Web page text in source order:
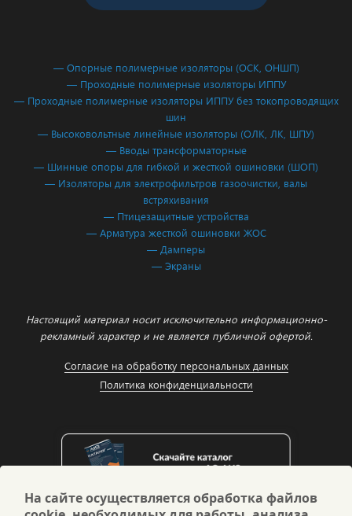
— Опорные полимерные изоляторы (ОСК, ОНШП)
— Проходные полимерные изоляторы ИППУ
— Проходные полимерные изоляторы ИППУ без токопроводящих
шин
— Высоковольтные линейные изоляторы (ОЛК, ЛК, ШПУ)
— Вводы трансформаторные
— Шинные опоры для гибкой и жесткой ошиновки (ШОП)
— Изоляторы для электрофильтров газоочистки, валы
встряхивания
— Птицезащитные устройства
— Арматура жесткой ошиновки ЖОС
— Дамперы
— Экраны
Настоящий материал носит исключительно информационно-
рекламный характер и не является публичной офертой.
Согласие на обработку персональных данных
Политика конфиденциальности
На сайте осуществляется обработка файлов